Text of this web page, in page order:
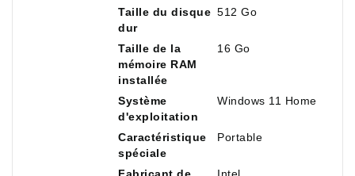
Taille du disque
dur
512 Go
Taille de la
mémoire RAM
installée
16 Go
Système
d'exploitation
Windows 11 Home
Caractéristique
spéciale
Portable
Fabricant de
Intel